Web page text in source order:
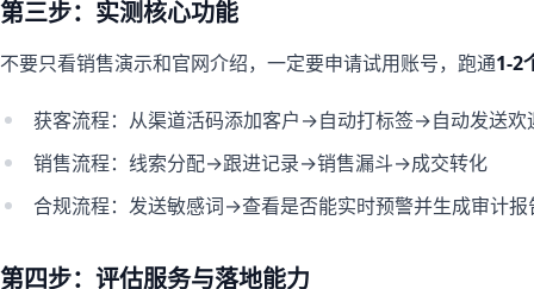
第三步：实测核心功能
不要只看销售演示和官网介绍，一定要申请试用账号，跑通1-2
获客流程：从渠道活码添加客户→自动打标签→自动发送欢
销售流程：线索分配→跟进记录→销售漏斗→成交转化
合规流程：发送敏感词→查看是否能实时预警并生成审计报
第四步：评估服务与落地能力